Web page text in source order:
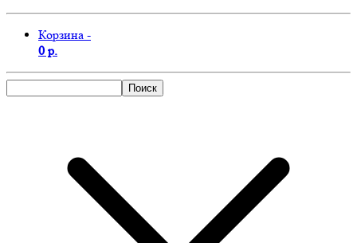
Корзина -
0 р.